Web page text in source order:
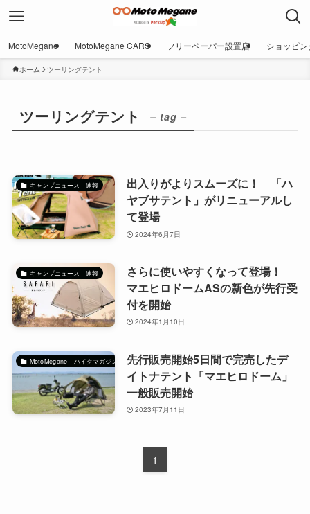
MotoMegane MotoMegane CARS フリーペーパー設置店 ショッピン
ホーム ツーリングテント
ツーリングテント – tag –
キャンプニュース 速報
出入りがよりスムーズに！ 「ハ
ヤブサテント」がリニューアルし
て登場
2024年6月7日
キャンプニュース 速報
さらに使いやすくなって登場！
マエヒロドームASの新色が先行受
付を開始
2024年1月10日
MotoMegane｜バイクマガジン
先行販売開始5日間で完売したデ
イトナテント「マエヒロドーム」
一般販売開始
2023年7月11日
1